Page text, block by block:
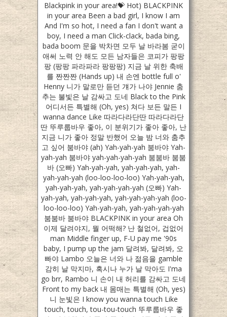
Blackpink in your area!💝 Hot) BLACKPINK
in your area Been a bad girl, I know I am
And I'm so hot, I need a fan I don't want a
boy, I need a man Click-clack, bada bing,
bada boom 문을 박차면 모두 날 바라봄 굳이
애써 노력 안 해도 모든 남자들은 코피가 팡팡
팡 (팡팡 파라파라 팡팡팡) 지금 날 위한 축배
를 짠짠짠 (Hands up) 내 손엔 bottle full o'
Henny 니가 말로만 듣던 걔가 나야 Jennie 춤
추는 불빛은 날 감싸고 도네 Black to the Pink
어디서든 특별해 (Oh, yes) 쳐다 보든 말든 I
wanna dance Like 따라다라단딴 따라다라단
딴 뚜루룹바우 좋아, 이 분위기가 좋아 좋아, 난
지금 니가 좋아 정말 반했어 오늘 밤 너와 춤추
고 싶어 붐바야 (ah) Yah-yah-yah 붐바야 Yah-
yah-yah 붐바야 yah-yah-yah-yah 붐붐바 붐붐
바 (오빠) Yah-yah-yah, yah-yah-yah, yah-
yah-yah-yah (loo-loo-loo-loo) Yah-yah-yah,
yah-yah-yah, yah-yah-yah-yah (오빠) Yah-
yah-yah, yah-yah-yah, yah-yah-yah-yah (loo-
loo-loo-loo) Yah-yah-yah, yah-yah-yah-yah
붐붐바 붐바야 BLACKPINK in your area Oh
이제 달려야지, 뭘 어떡해? 난 철없어, 겁없어
man Middle finger up, F-U pay me '90s
baby, I pump up the jam 달려봐, 달려봐, 오
빠야 Lambo 오늘은 너와 나 젊음을 gamble
감히 날 막지마, 혹시나 누가 날 막아도 I'ma
go brr, Rambo 니 손이 내 허리를 감싸고 도네
Front to my back 내 몸매는 특별해 (Oh, yes)
니 눈빛은 I know you wanna touch Like
touch, touch, tou-tou-touch 뚜루룹바우 좋